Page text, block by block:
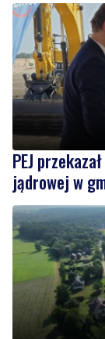
PEJ
jądrowej w